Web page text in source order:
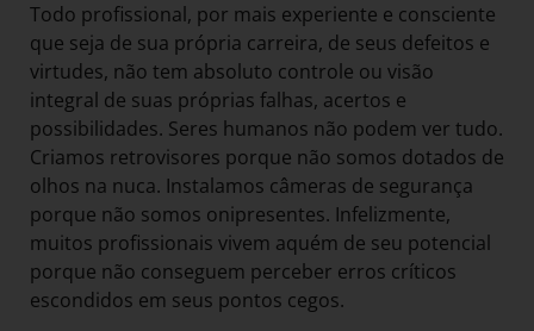
Todo profissional, por mais experiente e consciente
que seja de sua própria carreira, de seus defeitos e
virtudes, não tem absoluto controle ou visão
integral de suas próprias falhas, acertos e
possibilidades. Seres humanos não podem ver tudo.
Criamos retrovisores porque não somos dotados de
olhos na nuca. Instalamos câmeras de segurança
porque não somos onipresentes. Infelizmente,
muitos profissionais vivem aquém de seu potencial
porque não conseguem perceber erros críticos
escondidos em seus pontos cegos.